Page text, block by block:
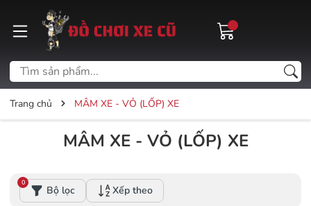
Trang chủ MÂM XE - VỎ (LỐP) XE
MÂM XE - VỎ (LỐP) XE
Bộ lọc
0
Xếp theo